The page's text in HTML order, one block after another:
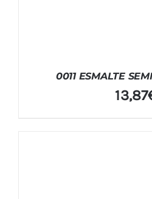
0011 ESMALTE
13,87